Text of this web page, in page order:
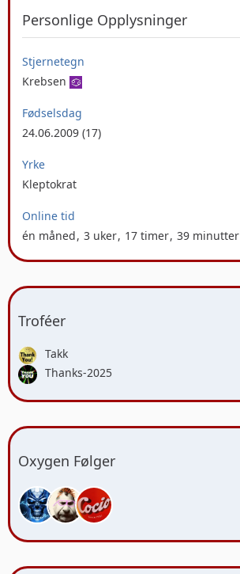
Personlige Opplysninger
Stjernetegn
Krebsen
Fødselsdag
24.06.2009 (17)
Yrke
Kleptokrat
Online tid
én måned 3 uker 17 timer 39 minutter
Troféer
Takk
Thanks-2025
Oxygen Følger